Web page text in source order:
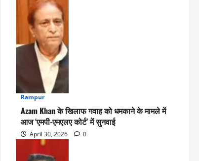
Rampur
Azam Khan के खिलाफ गवाह को धमकाने के मामले में
आज ‘एमपी-एमएलए कोर्ट’ में सुनवाई
April 30, 2026 0